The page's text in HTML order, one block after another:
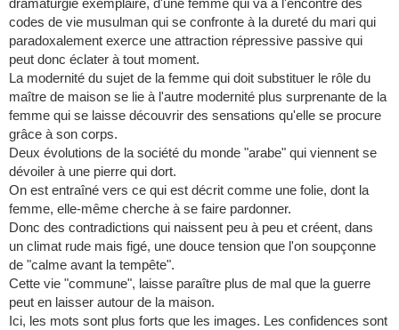
dramaturgie exemplaire, d'une femme qui va a l'encontre des
codes de vie musulman qui se confronte à la dureté du mari qui
paradoxalement exerce une attraction répressive passive qui
peut donc éclater à tout moment.
La modernité du sujet de la femme qui doit substituer le rôle du
maître de maison se lie à l'autre modernité plus surprenante de la
femme qui se laisse découvrir des sensations qu'elle se procure
grâce à son corps.
Deux évolutions de la société du monde "arabe" qui viennent se
dévoiler à une pierre qui dort.
On est entraîné vers ce qui est décrit comme une folie, dont la
femme, elle-même cherche à se faire pardonner.
Donc des contradictions qui naissent peu à peu et créent, dans
un climat rude mais figé, une douce tension que l'on soupçonne
de "calme avant la tempête".
Cette vie "commune", laisse paraître plus de mal que la guerre
peut en laisser autour de la maison.
Ici, les mots sont plus forts que les images. Les confidences sont